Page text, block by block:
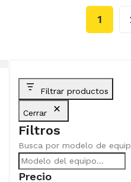
1
Filtrar productos
Cerrar
Filtros
Busca por modelo de
Precio